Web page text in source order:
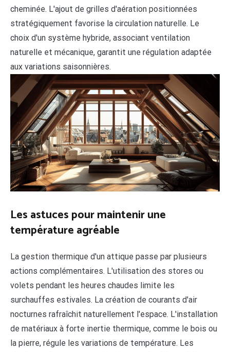
cheminée. L'ajout de grilles d'aération positionnées
stratégiquement favorise la circulation naturelle. Le
choix d'un système hybride, associant ventilation
naturelle et mécanique, garantit une régulation adaptée
aux variations saisonnières.
Les astuces pour maintenir une
température agréable
La gestion thermique d'un attique passe par plusieurs
actions complémentaires. L'utilisation des stores ou
volets pendant les heures chaudes limite les
surchauffes estivales. La création de courants d'air
nocturnes rafraîchit naturellement l'espace. L'installation
de matériaux à forte inertie thermique, comme le bois ou
la pierre, régule les variations de température. Les